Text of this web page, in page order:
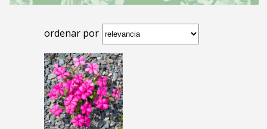
ordenar por